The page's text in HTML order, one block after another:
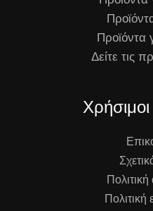
Προϊόντα
Δείτε τις